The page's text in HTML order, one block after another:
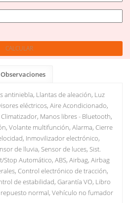
Observaciones
antiniebla, Llantas de aleación, Luz
eléctricos, Aire Acondicionado,
Manos libres - Bluetooth,
Volante multifunción, Alarma, Cierre
Inmovilizador electrónico,
de lluvia, Sensor de luces, Sist.
Automático, ABS, Airbag, Airbag
Control electrónico de tracción,
de estabilidad, Garantía VO, Libro
normal, Vehículo no fumador